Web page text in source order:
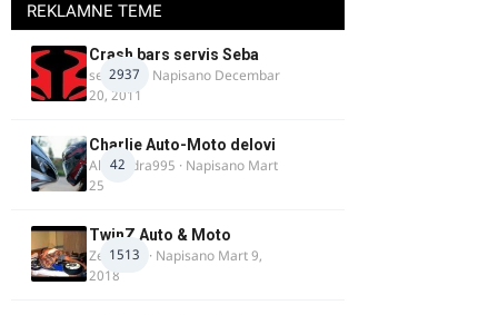
REKLAMNE TEME
2937
Crash bars servis Seba
seba011 · Napisano Decembar
20, 2011
42
Charlie Auto-Moto delovi
Alexandra995 · Napisano Mart
25
1513
TwinZ Auto & Moto
Zeljkamp · Napisano Mart 9,
2018